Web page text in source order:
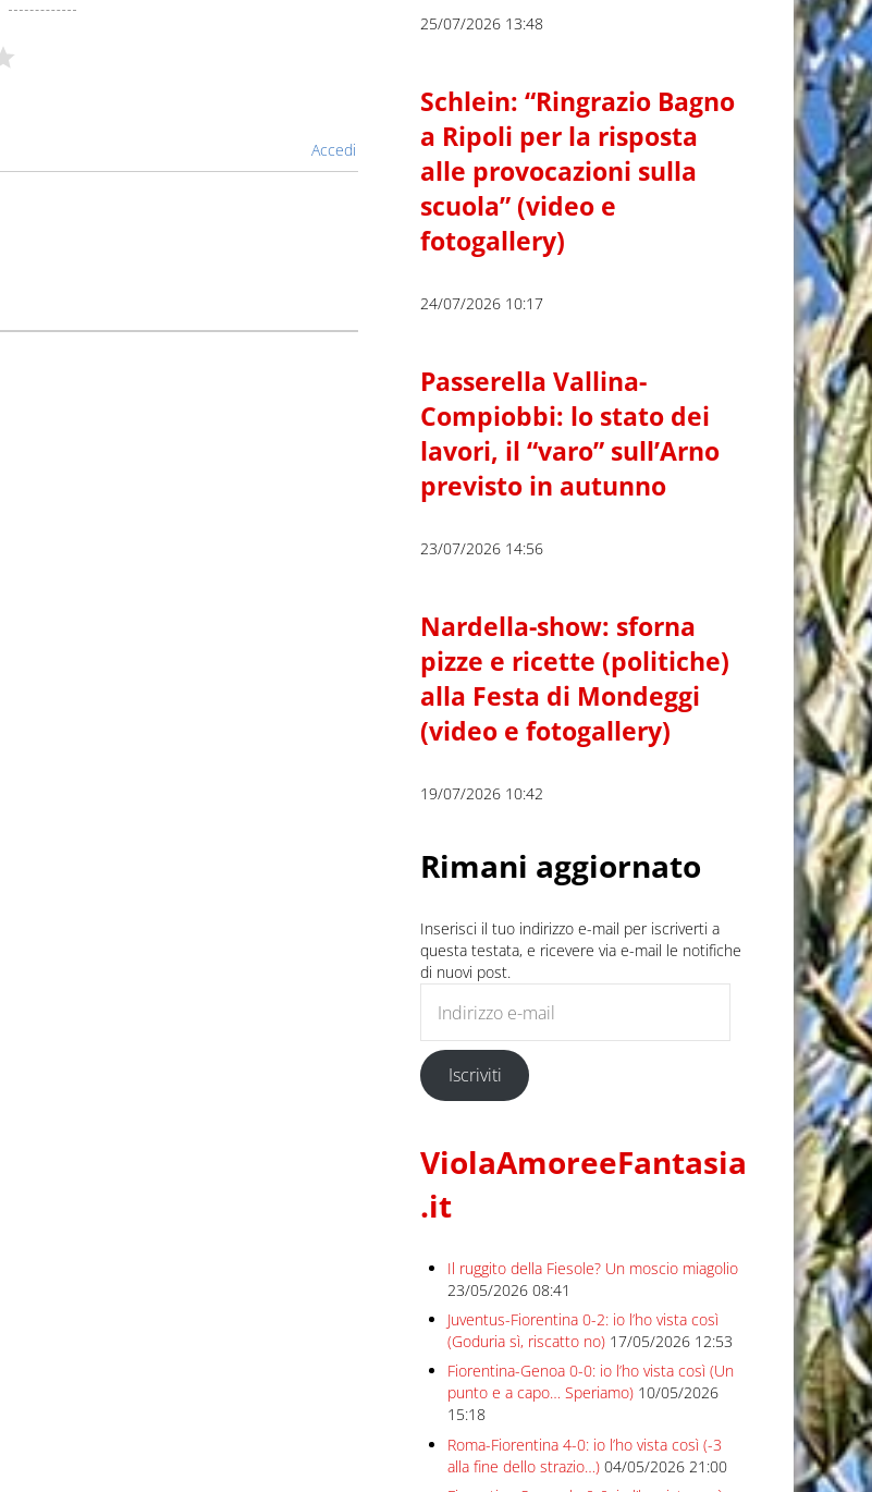
Accedi
25/07/2026 13:48
Schlein: “Ringrazio Bagno
a Ripoli per la risposta
alle provocazioni sulla
scuola” (video e
fotogallery)
24/07/2026 10:17
Passerella Vallina-
Compiobbi: lo stato dei
lavori, il “varo” sull’Arno
previsto in autunno
23/07/2026 14:56
Nardella-show: sforna
pizze e ricette (politiche)
alla Festa di Mondeggi
(video e fotogallery)
19/07/2026 10:42
Rimani aggiornato
Inserisci il tuo indirizzo e-mail per iscriverti a
questa testata, e ricevere via e-mail le notifiche
di nuovi post.
Iscriviti
ViolaAmoreeFantasia
.it
Il ruggito della Fiesole? Un moscio miagolio
23/05/2026 08:41
Juventus-Fiorentina 0-2: io l’ho vista così
(Goduria sì, riscatto no) 17/05/2026 12:53
Fiorentina-Genoa 0-0: io l’ho vista così (Un
punto e a capo… Speriamo) 10/05/2026
15:18
Roma-Fiorentina 4-0: io l’ho vista così (-3
alla fine dello strazio…) 04/05/2026 21:00